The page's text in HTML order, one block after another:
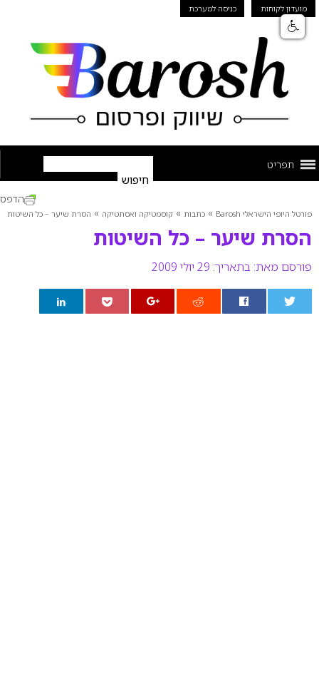
מועדון לקוחות כניסה למערכת
תפריט
פורטל היופי הישראלי Barosh » כתבות » קוסמטיקה ואסתטיקה » הסרת שיער – כל השיטות
הסרת שיער – כל השיטות
פורסם מאת: בתאריך: 29 יולי 2009
הדפס